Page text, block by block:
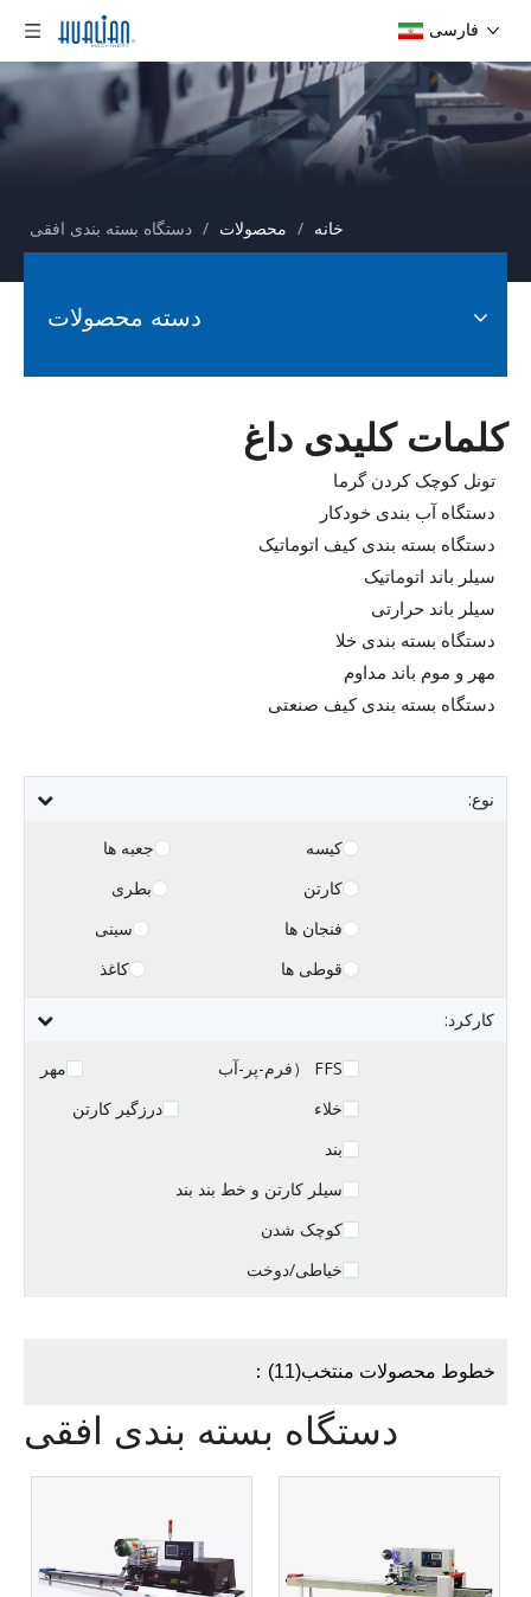
فارسی
خانه / محصولات / دستگاه بسته بندی افقی
دسته محصولات
کلمات کلیدی داغ
تونل کوچک کردن گرما
دستگاه آب بندی خودکار
دستگاه بسته بندی کیف اتوماتیک
سیلر باند اتوماتیک
سیلر باند حرارتی
دستگاه بسته بندی خلا
مهر و موم باند مداوم
دستگاه بسته بندی کیف صنعتی
نوع:
کیسه
جعبه ها
کارتن
بطری
فنجان ها
سینی
قوطی ها
کاغذ
کارکرد:
FFS （فرم-پر-آب
مهر
خلاء
درزگیر کارتن
بند
سیلر کارتن و خط بند بند
کوچک شدن
خیاطی/دوخت
خطوط محصولات منتخب(11)：
دستگاه بسته بندی افقی